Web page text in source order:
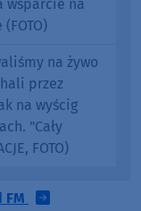
wsparcie na
na żywo
przez
na wyścig
"Cały
FOTO)
FM